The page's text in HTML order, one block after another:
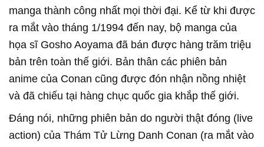
manga thành công nhất mọi thời đại. Kể từ khi được
ra mắt vào tháng 1/1994 đến nay, bộ manga của
họa sĩ Gosho Aoyama đã bán được hàng trăm triệu
bản trên toàn thế giới. Bản thân các phiên bản
anime của Conan cũng được đón nhận nồng nhiệt
và đã chiếu tại hàng chục quốc gia khắp thế giới.
Đáng nói, những phiên bản do người thật đóng (live
action) của Thám Tử Lừng Danh Conan (ra mắt vào